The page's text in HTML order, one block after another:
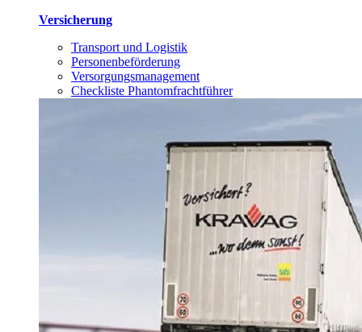
Versicherung
Transport und Logistik
Personenbeförderung
Versorgungsmanagement
Checkliste Phantomfrachtführer